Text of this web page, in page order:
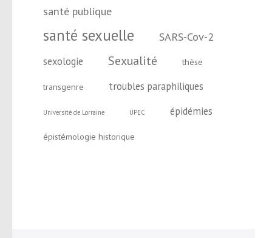
santé publique
santé sexuelle SARS-Cov-2
sexologie Sexualité thèse
transgenre troubles paraphiliques
Université de Lorraine UPEC épidémies
épistémologie historique